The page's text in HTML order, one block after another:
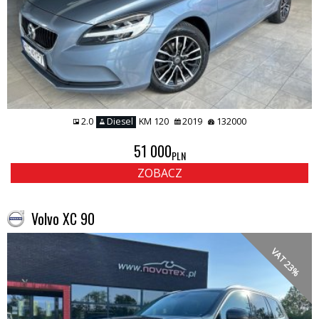
2.0 Diesel KM 120 2019 132000
51 000PLN
ZOBACZ
Volvo XC 90
VAT 23%